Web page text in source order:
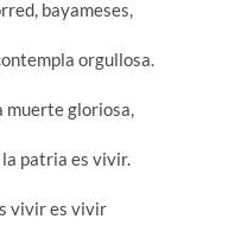
bayameses,
orgullosa.
muerte gloriosa,
patria es vivir.
vivir es vivir